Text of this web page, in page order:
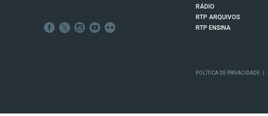
RÁDIO
RTP ARQUIVOS
RTP ENSINA
POLÍTICA DE PRIVACIDADE